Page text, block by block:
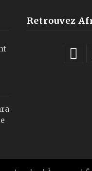
Retrouvez